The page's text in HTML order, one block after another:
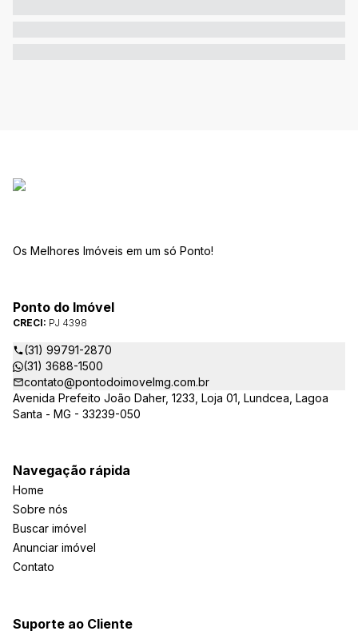
Os Melhores Imóveis em um só Ponto!
Ponto do Imóvel
CRECI: PJ 4398
(31) 99791-2870
(31) 3688-1500
contato@pontodoimovelmg.com.br
Avenida Prefeito João Daher, 1233, Loja 01, Lundcea, Lagoa
Santa - MG - 33239-050
Navegação rápida
Home
Sobre nós
Buscar imóvel
Anunciar imóvel
Contato
Suporte ao Cliente